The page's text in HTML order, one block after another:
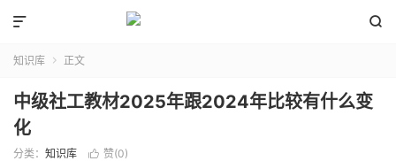


知识库  正文
中级社工教材2025年跟2024年比较有什么变
化
分类： 知识库  赞(0)